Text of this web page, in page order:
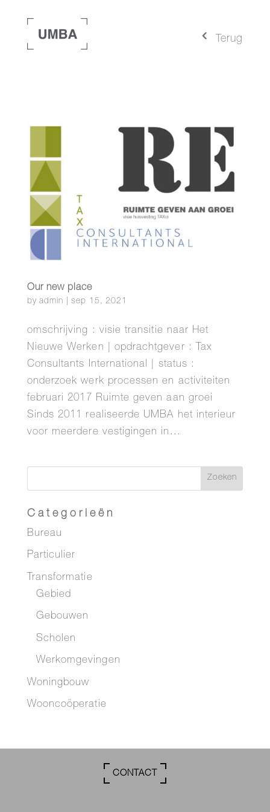
4 Terug
Our new place
byadmin |sep 15, 2021
omschrijving : visie transitie naar Het
Nieuwe Werken | opdrachtgever : Tax
Consultants International | status :
onderzoek werk processen en activiteiten
februari 2017 Ruimte geven aan groei
Sinds 2011 realiseerde UMBA het interieur
voor meerdere vestigingen in...
Categorieën
Bureau
Particulier
Transformatie
Gebied
Gebouwen
Scholen
Werkomgevingen
Woningbouw
Wooncoöperatie
CONTACT